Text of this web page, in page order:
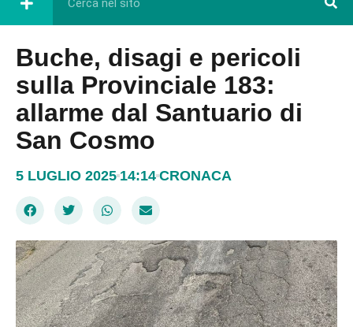
Buche, disagi e pericoli
sulla Provinciale 183:
allarme dal Santuario di
San Cosmo
5 LUGLIO 2025 14:14 CRONACA